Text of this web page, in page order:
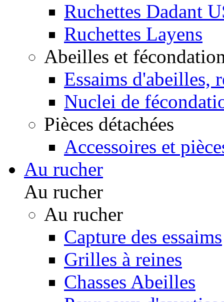
Ruchettes Dadant
Ruchettes Layens
Abeilles et
Essaims d'abeilles,
Nuclei de
Pièces détachées
Accessoires et
Au rucher
Au rucher
Au rucher
Capture des essaims
Grilles à reines
Chasses Abeilles